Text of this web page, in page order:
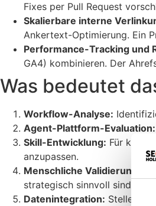
Fixes per Pull Request
Skalierbare interne
Ankertext-Optimierung. Ein
Performance-Tracking und
GA4) kombinieren. Der
Was bedeutet
Workflow-Analyse:
Agent-Plattform-Evaluation:
Skill-Entwicklung: Für
anzupassen.
Menschliche Validierung:
strategisch sinnvoll sind.
Datenintegration: Stelle